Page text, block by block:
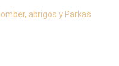
abrigos y Parkas